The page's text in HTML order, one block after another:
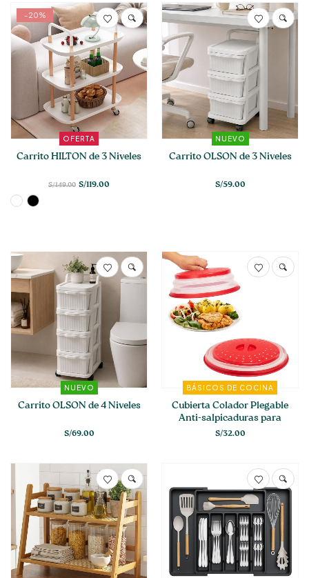
S/39.00.S/24.00.
S/125.00.S/89.00.
-20%
OFERTA
Este
producto
tiene
múltiples
variantes.
Las
opciones
se
pueden
elegir
en
página
Carrito HILTON de 3 Niveles
S/149.00 S/119.00
NUEVO
Carrito OLSON de 3 Niveles
S/59.00
NUEVO
Carrito OLSON de 4 Niveles
S/69.00
BÁSICOS DE COCINA
Cubierta Colador Plegable
Anti-salpicaduras para
Microondas
S/32.00
Este
producto
tiene
múltiples
variantes.
Las
opciones
se